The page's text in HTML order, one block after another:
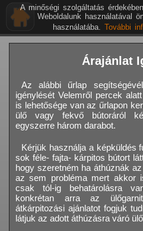
Árajánlat
Az alábbi űrlap
igénylését Velemről percek
is lehetősége van az űrlapon
ülő vagy fekvő bútoráról
egyszerre három darabot.
Kérjük használja a képküldés
sok féle- fajta- kárpitos bútort
hogy szeretném ha áthúznák
az sem probléma mert akkor
csak tól-ig behatárolásra
konkrétan arra az
átkárpitozási ajánlatot fogjuk
látjuk az adott áthúzásra váró
A minőségi szolgáltatás
Weboldalunk használatával
használatába. További